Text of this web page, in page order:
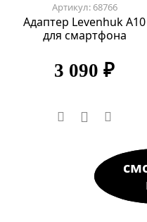
Артикул: 68766
Адаптер Levenhuk A10
для смартфона
3 090 ₽